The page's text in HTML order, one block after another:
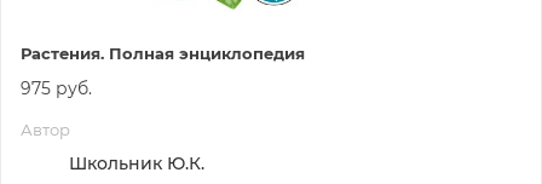
Растения. Полная энциклопедия
975 руб.
Автор
Школьник Ю.К.